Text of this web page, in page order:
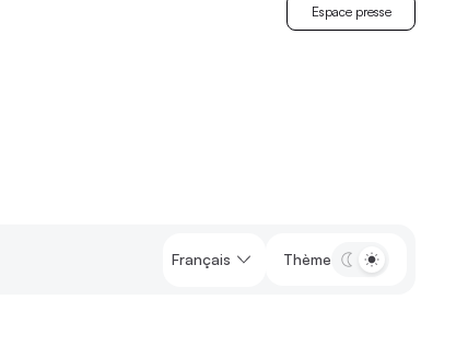
Devenez partenaire
Espace presse
Français Thème